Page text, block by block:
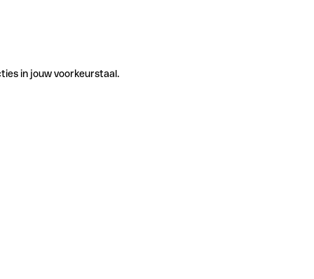
in jouw voorkeurstaal.